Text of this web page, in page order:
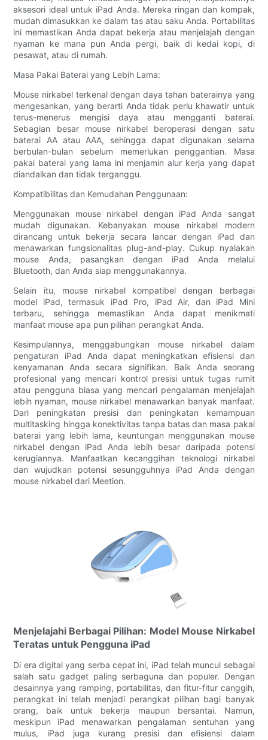
aksesori ideal untuk iPad Anda. Mereka ringan dan kompak,
mudah dimasukkan ke dalam tas atau saku Anda. Portabilitas
ini memastikan Anda dapat bekerja atau menjelajah dengan
nyaman ke mana pun Anda pergi, baik di kedai kopi, di
pesawat, atau di rumah.
Masa Pakai Baterai yang Lebih Lama:
Mouse nirkabel terkenal dengan daya tahan baterainya yang
mengesankan, yang berarti Anda tidak perlu khawatir untuk
terus-menerus mengisi daya atau mengganti baterai.
Sebagian besar mouse nirkabel beroperasi dengan satu
baterai AA atau AAA, sehingga dapat digunakan selama
berbulan-bulan sebelum memerlukan penggantian. Masa
pakai baterai yang lama ini menjamin alur kerja yang dapat
diandalkan dan tidak terganggu.
Kompatibilitas dan Kemudahan Penggunaan:
Menggunakan mouse nirkabel dengan iPad Anda sangat
mudah digunakan. Kebanyakan mouse nirkabel modern
dirancang untuk bekerja secara lancar dengan iPad dan
menawarkan fungsionalitas plug-and-play. Cukup nyalakan
mouse Anda, pasangkan dengan iPad Anda melalui
Bluetooth, dan Anda siap menggunakannya.
Selain itu, mouse nirkabel kompatibel dengan berbagai
model iPad, termasuk iPad Pro, iPad Air, dan iPad Mini
terbaru, sehingga memastikan Anda dapat menikmati
manfaat mouse apa pun pilihan perangkat Anda.
Kesimpulannya, menggabungkan mouse nirkabel dalam
pengaturan iPad Anda dapat meningkatkan efisiensi dan
kenyamanan Anda secara signifikan. Baik Anda seorang
profesional yang mencari kontrol presisi untuk tugas rumit
atau pengguna biasa yang mencari pengalaman menjelajah
lebih nyaman, mouse nirkabel menawarkan banyak manfaat.
Dari peningkatan presisi dan peningkatan kemampuan
multitasking hingga konektivitas tanpa batas dan masa pakai
baterai yang lebih lama, keuntungan menggunakan mouse
nirkabel dengan iPad Anda lebih besar daripada potensi
kerugiannya. Manfaatkan kecanggihan teknologi nirkabel
dan wujudkan potensi sesungguhnya iPad Anda dengan
mouse nirkabel dari Meetion.
Menjelajahi Berbagai Pilihan: Model Mouse Nirkabel
Teratas untuk Pengguna iPad
Di era digital yang serba cepat ini, iPad telah muncul sebagai
salah satu gadget paling serbaguna dan populer. Dengan
desainnya yang ramping, portabilitas, dan fitur-fitur canggih,
perangkat ini telah menjadi perangkat pilihan bagi banyak
orang, baik untuk bekerja maupun bersantai. Namun,
meskipun iPad menawarkan pengalaman sentuhan yang
mulus, iPad juga kurang presisi dan efisiensi dalam